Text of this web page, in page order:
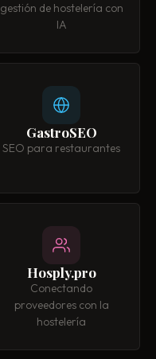
gestión de hostelería con
IA
GastroSEO
SEO para restaurantes
Hosply.pro
Conectando
proveedores con la
hostelería